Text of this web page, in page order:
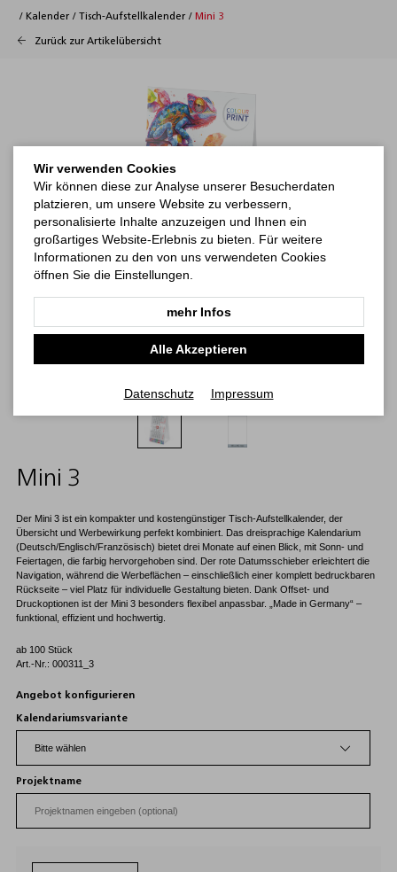
/ Kalender / Tisch-Aufstellkalender / Mini 3
Zurück zur Artikelübersicht
Mini 3
Der Mini 3 ist ein kompakter und kostengünstiger Tisch-Aufstellkalender, der
Übersicht und Werbewirkung perfekt kombiniert. Das dreisprachige Kalendarium
(Deutsch/Englisch/Französisch) bietet drei Monate auf einen Blick, mit Sonn- und
Feiertagen, die farbig hervorgehoben sind. Der rote Datumsschieber erleichtert die
Navigation, während die Werbeflächen – einschließlich einer komplett bedruckbaren
Rückseite – viel Platz für individuelle Gestaltung bieten. Dank Offset- und
Druckoptionen ist der Mini 3 besonders flexibel anpassbar. „Made in Germany“ –
funktional, effizient und hochwertig.
ab 100 Stück
Art.-Nr.: 000311_3
Angebot konfigurieren
Kalendariumsvariante
Projektname
Wir verwenden Cookies
Wir können diese zur Analyse unserer Besucherdaten
platzieren, um unsere Website zu verbessern,
personalisierte Inhalte anzuzeigen und Ihnen ein
großartiges Website-Erlebnis zu bieten. Für weitere
Informationen zu den von uns verwendeten Cookies
öffnen Sie die Einstellungen.
mehr Infos
Alle Akzeptieren
Datenschutz Impressum